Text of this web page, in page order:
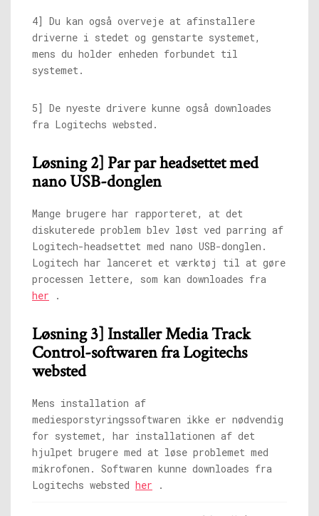
4] Du kan også overveje at afinstallere
driverne i stedet og genstarte systemet,
mens du holder enheden forbundet til
systemet.
5] De nyeste drivere kunne også downloades
fra Logitechs websted.
Løsning 2] Par par headsettet med
nano USB-donglen
Mange brugere har rapporteret, at det
diskuterede problem blev løst ved parring af
Logitech-headsettet med nano USB-donglen.
Logitech har lanceret et værktøj til at gøre
processen lettere, som kan downloades fra
her .
Løsning 3] Installer Media Track
Control-softwaren fra Logitechs
websted
Mens installation af
mediesporstyringssoftwaren ikke er nødvendig
for systemet, har installationen af ​​det
hjulpet brugere med at løse problemet med
mikrofonen. Softwaren kunne downloades fra
Logitechs websted her .